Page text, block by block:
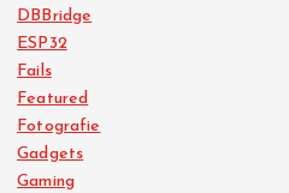
DBBridge
ESP32
Fails
Featured
Fotografie
Gadgets
Gaming